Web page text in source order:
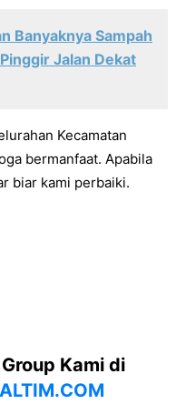
Banyaknya Sampah
Jalan Dekat
Kecamatan
bermanfaat. Apabila
biar kami perbaiki.
Kami di